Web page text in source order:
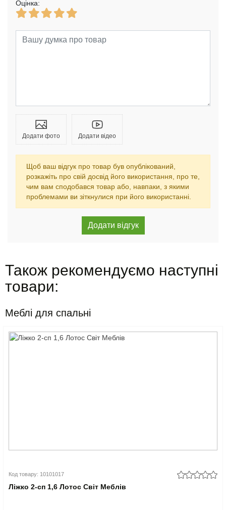
Оцінка:
Додати фото Додати відео
Щоб ваш відгук про товар був опублікований,
розкажіть про свій досвід його використання, про те,
чим вам сподобався товар або, навпаки, з якими
проблемами ви зіткнулися при його використанні.
Також рекомендуємо наступні
товари:
Меблі для спальні
Код товару: 10101017
Ліжко 2-сп 1,6 Лотос Світ Меблів